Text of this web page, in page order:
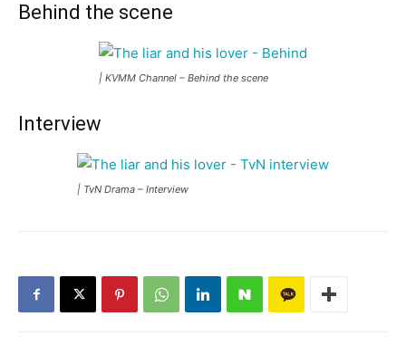
Behind the scene
| KVMM Channel – Behind the scene
Interview
| TvN Drama – Interview